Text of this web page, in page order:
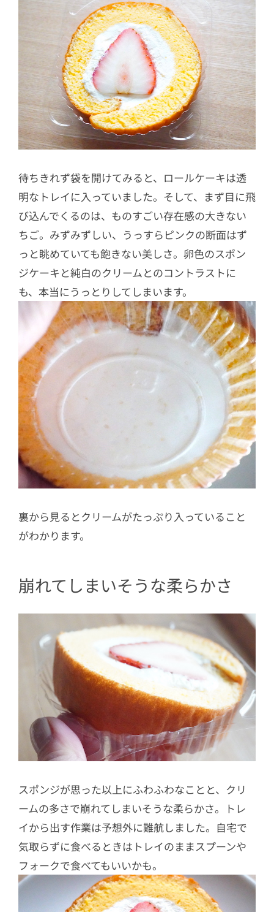
待ちきれず袋を開けてみると、ロールケーキは透
明なトレイに入っていました。そして、まず目に飛
び込んでくるのは、ものすごい存在感の大きない
ちご。みずみずしい、うっすらピンクの断面はず
っと眺めていても飽きない美しさ。卵色のスポン
ジケーキと純白のクリームとのコントラストに
も、本当にうっとりしてしまいます。
裏から見るとクリームがたっぷり入っていること
がわかります。
崩れてしまいそうな柔らかさ
スポンジが思った以上にふわふわなことと、クリ
ームの多さで崩れてしまいそうな柔らかさ。トレ
イから出す作業は予想外に難航しました。自宅で
気取らずに食べるときはトレイのままスプーンや
フォークで食べてもいいかも。